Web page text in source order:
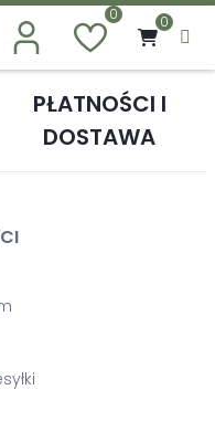
0 0
PŁATNOŚCI I
DOSTAWA